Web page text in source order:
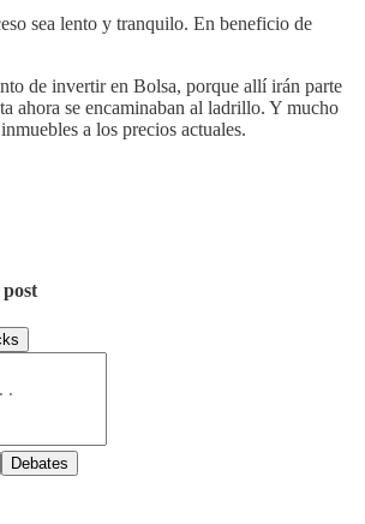
sea lento y tranquilo. En beneficio de
de invertir en Bolsa, porque allí irán parte
ahora se encaminaban al ladrillo. Y mucho
a los precios actuales.
post
Debates